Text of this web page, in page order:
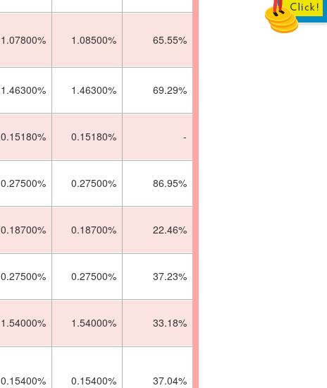
1.07800%
1.08500% 65.55%
1.46300% 1.46300% 69.29%
0.15180% 0.15180% -
0.27500% 0.27500% 86.95%
0.18700% 0.18700% 22.46%
0.27500% 0.27500% 37.23%
1.54000% 1.54000% 33.18%
0.15400% 0.15400% 37.04%